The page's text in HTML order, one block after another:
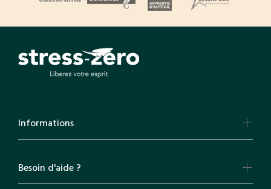
Informations
Besoin d'aide ?